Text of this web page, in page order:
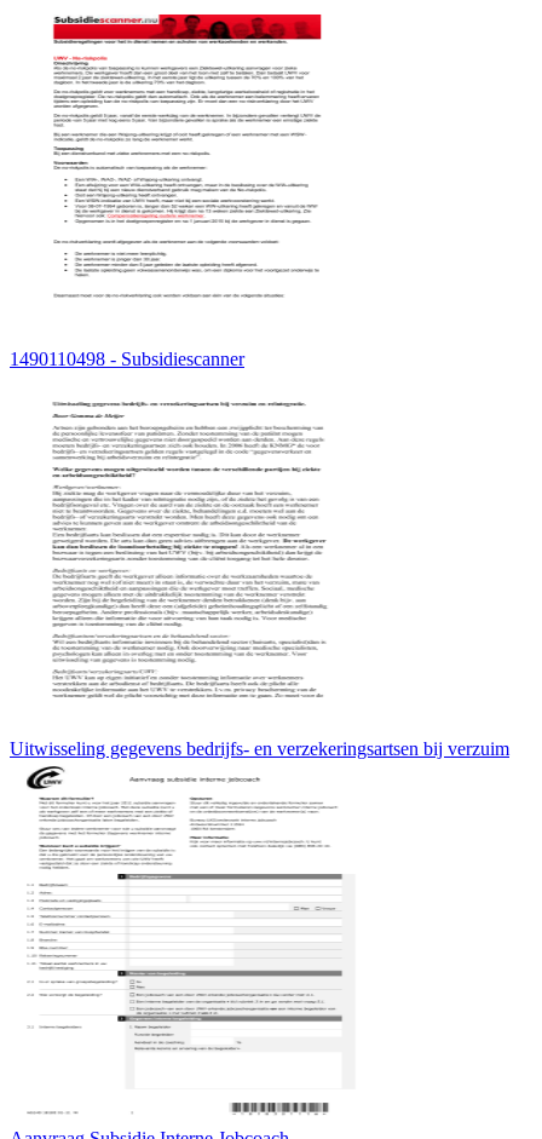
1490110498 - Subsidiescanner
Uitwisseling gegevens bedrijfs- en verzekeringsartsen bij verzuim